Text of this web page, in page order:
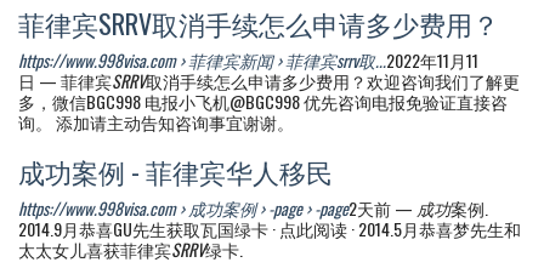
菲律宾SRRV取消手续怎么申请多少费用？
https://www.998visa.com › 菲律宾新闻 › 菲律宾srrv取...2022年11月11
日 — 菲律宾SRRV取消手续怎么申请多少费用？欢迎咨询我们了解更
多，微信BGC998 电报小飞机@BGC998 优先咨询电报免验证直接咨
询。 添加请主动告知咨询事宜谢谢。
成功案例 - 菲律宾华人移民
https://www.998visa.com › 成功案例 › -page › -page2天前 — 成功案例.
2014.9月恭喜GU先生获取瓦国绿卡 · 点此阅读 · 2014.5月恭喜梦先生和
太太女儿喜获菲律宾SRRV绿卡.